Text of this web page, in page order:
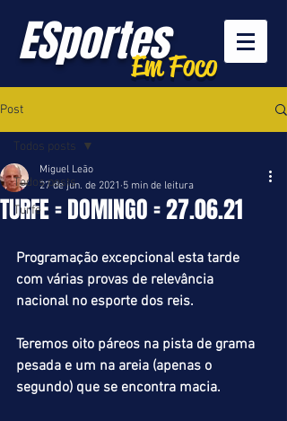
ESportesEm Foco
Post
Todos posts
Turfe
Todos posts
TURFE = DOMINGO = 27.06.21
Miguel Leão
27 de jun. de 2021 5 min de leitura
Programação excepcional esta tarde
com várias provas de relevância
nacional no esporte dos reis.
Teremos oito páreos na pista de grama
pesada e um na areia (apenas o
segundo) que se encontra macia.